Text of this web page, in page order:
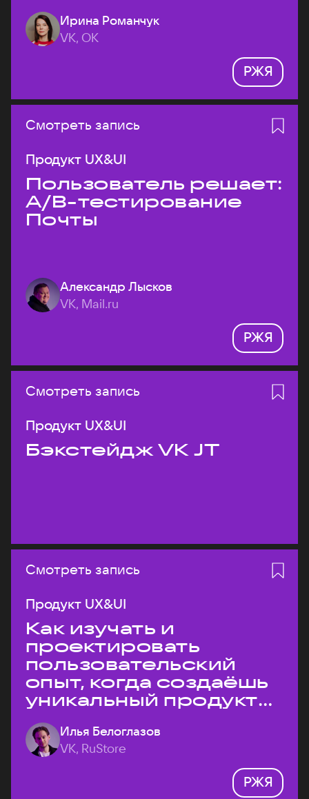
Ирина Романчук
VK, ОК
РЖЯ
Смотреть запись
Продукт UX&UI
Пользователь решает:
A/B-тестирование
Почты
Александр Лысков
VK, Mail.ru
РЖЯ
Смотреть запись
Продукт UX&UI
Бэкстейдж VK JT
Смотреть запись
Продукт UX&UI
Как изучать и
проектировать
пользовательский
опыт, когда создаёшь
уникальный продукт
на рынке?
Илья Белоглазов
VK, RuStore
РЖЯ